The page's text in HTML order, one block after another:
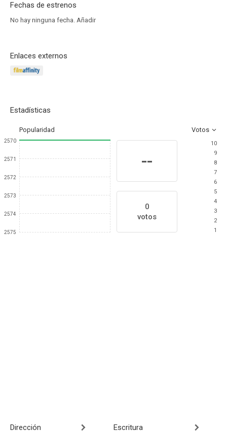
Fechas de estrenos
No hay ninguna fecha. Añadir
Enlaces externos
Estadísticas
Popularidad Votos
2570
2571
2572
2573
2574
2575
--
0
votos
10
9
8
7
6
5
4
3
2
1
Dirección Escritura